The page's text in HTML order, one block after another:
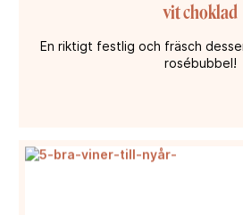
vit choklad
En riktigt festlig och fräsch
rosébubbel!